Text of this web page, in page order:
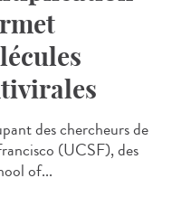
des chercheurs de
(UCSF), des
of...